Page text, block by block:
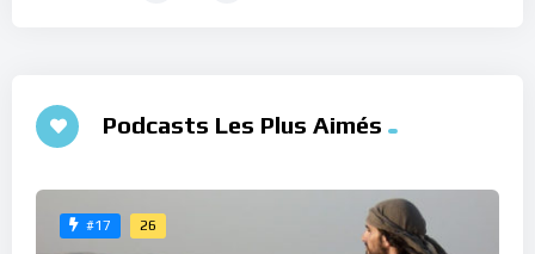
Podcasts Les Plus Aimés
#17 26